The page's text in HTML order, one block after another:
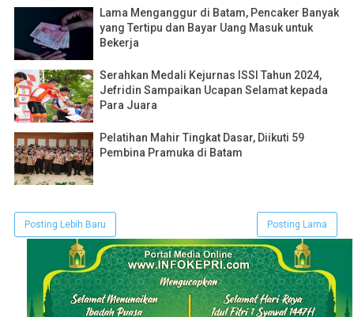
Lama Menganggur di Batam, Pencaker Banyak
yang Tertipu dan Bayar Uang Masuk untuk
Bekerja
Serahkan Medali Kejurnas ISSI Tahun 2024,
Jefridin Sampaikan Ucapan Selamat kepada
Para Juara
Pelatihan Mahir Tingkat Dasar, Diikuti 59
Pembina Pramuka di Batam
Posting Lebih Baru Posting Lama